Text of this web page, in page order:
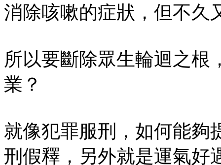
消除咳嗽的症狀，但不久
所以要斷除眾生輪迴之根
業？
就像犯罪服刑，如何能夠
刑假釋，另外就是運氣好